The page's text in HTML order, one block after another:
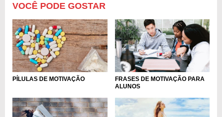
VOCÊ PODE GOSTAR
PÍLULAS DE MOTIVAÇÃO
FRASES DE MOTIVAÇÃO PARA
ALUNOS